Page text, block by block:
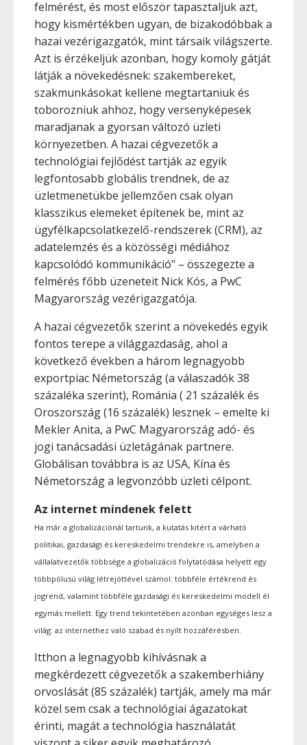
felmérést, és most először tapasztaljuk azt,
hogy kismértékben ugyan, de bizakodóbbak a
hazai vezérigazgatók, mint társaik világszerte.
Azt is érzékeljük azonban, hogy komoly gátját
látják a növekedésnek: szakembereket,
szakmunkásokat kellene megtartaniuk és
toborozniuk ahhoz, hogy versenyképesek
maradjanak a gyorsan változó üzleti
környezetben. A hazai cégvezetők a
technológiai fejlődést tartják az egyik
legfontosabb globális trendnek, de az
üzletmenetükbe jellemzően csak olyan
klasszikus elemeket építenek be, mint az
ügyfélkapcsolatkezelő-rendszerek (CRM), az
adatelemzés és a közösségi médiához
kapcsolódó kommunikáció" – összegezte a
felmérés főbb üzeneteit Nick Kós, a PwC
Magyarország vezérigazgatója.
A hazai cégvezetők szerint a növekedés egyik
fontos terepe a világgazdaság, ahol a
következő években a három legnagyobb
exportpiac Németország (a válaszadók 38
százaléka szerint), Románia ( 21 százalék és
Oroszország (16 százalék) lesznek – emelte ki
Mekler Anita, a PwC Magyarország adó- és
jogi tanácsadási üzletágának partnere.
Globálisan továbbra is az USA, Kína és
Németország a legvonzóbb üzleti célpont.
Az internet mindenek felett
Ha már a globalizációnál tartunk, a kutatás kitért a várható
politikai, gazdasági és kereskedelmi trendekre is, amelyben a
vállalatvezetők többsége a globalizáció folytatódása helyett egy
többpólusú világ létrejöttével számol: többféle értékrend és
jogrend, valamint többféle gazdasági és kereskedelmi modell él
egymás mellett. Egy trend tekintetében azonban egységes lesz a
világ: az internethez való szabad és nyílt hozzáférésben.
Itthon a legnagyobb kihívásnak a
megkérdezett cégvezetők a szakemberhiány
orvoslását (85 százalék) tartják, amely ma már
közel sem csak a technológiai ágazatokat
érinti, magát a technológia használatát